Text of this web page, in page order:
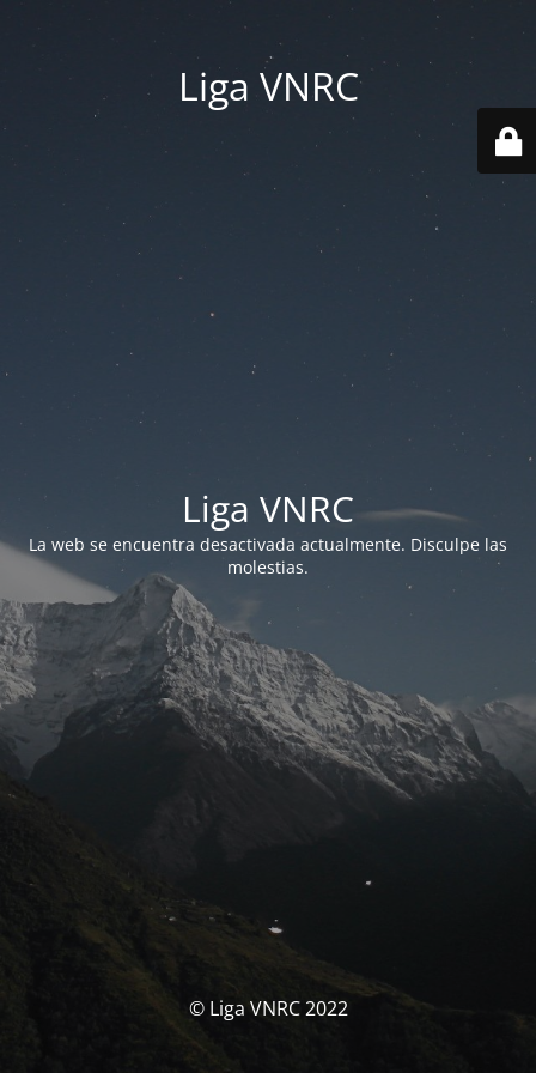
Liga VNRC
Liga VNRC
La web se encuentra desactivada actualmente. Disculpe las
molestias.
© Liga VNRC 2022